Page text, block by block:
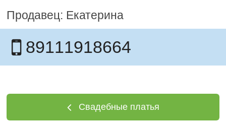
Продавец: Екатерина
89111918664
Свадебные платья